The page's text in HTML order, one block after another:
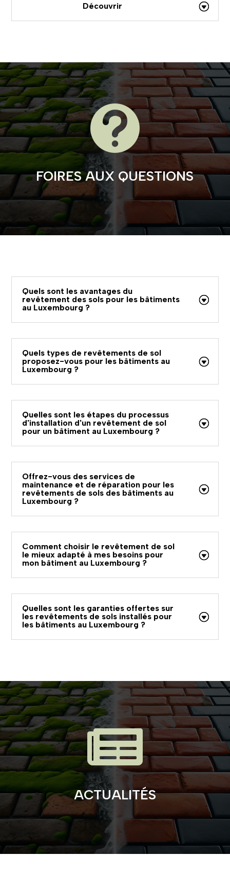
Découvrir

FOIRES AUX QUESTIONS
Quels sont les avantages du
revêtement des sols pour les bâtiments
au Luxembourg ?
Quels types de revêtements de sol
proposez-vous pour les bâtiments au
Luxembourg ?
Quelles sont les étapes du processus
d'installation d'un revêtement de sol
pour un bâtiment au Luxembourg ?
Offrez-vous des services de
maintenance et de réparation pour les
revêtements de sols des bâtiments au
Luxembourg ?
Comment choisir le revêtement de sol
le mieux adapté à mes besoins pour
mon bâtiment au Luxembourg ?
Quelles sont les garanties offertes sur
les revêtements de sols installés pour
les bâtiments au Luxembourg ?

ACTUALITÉS